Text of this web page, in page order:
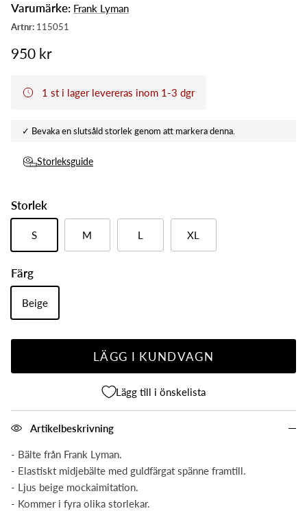
Varumärke: Frank Lyman
950 kr
1 st i lager levereras inom 1-3 dgr
Storleksguide
Storlek
S M L XL
Färg
Beige
LÄGG I KUNDVAGN
Lägg till i önskelista
Artikelbeskrivning
- Bälte från Frank Lyman.
- Elastiskt midjebälte med guldfärgat spänne framtill.
- Ljus beige mockaimitation.
- Kommer i fyra olika storlekar.